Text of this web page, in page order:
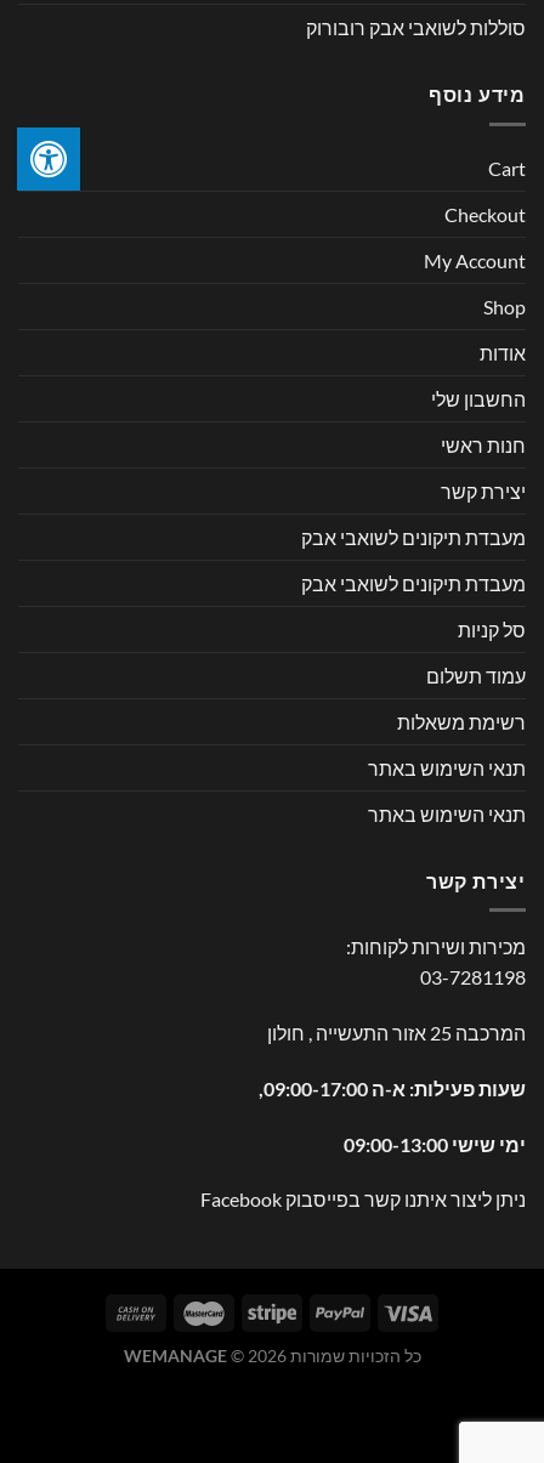
סוללות לשואבי אבק רובורוק
מידע נוסף
Cart
Checkout
My Account
Shop
אודות
החשבון שלי
חנות ראשי
יצירת קשר
מעבדת תיקונים לשואבי אבק
מעבדת תיקונים לשואבי אבק
סל קניות
עמוד תשלום
רשימת משאלות
תנאי השימוש באתר
תנאי השימוש באתר
יצירת קשר
מכירות ושירות לקוחות:
03-7281198
המרכבה 25 אזור התעשייה , חולון
שעות פעילות: א-ה 09:00-17:00,
ימי שישי 09:00-13:00
ניתן ליצור איתנו קשר בפייסבוק Facebook
כל הזכויות שמורות 2026 © WEMANAGE